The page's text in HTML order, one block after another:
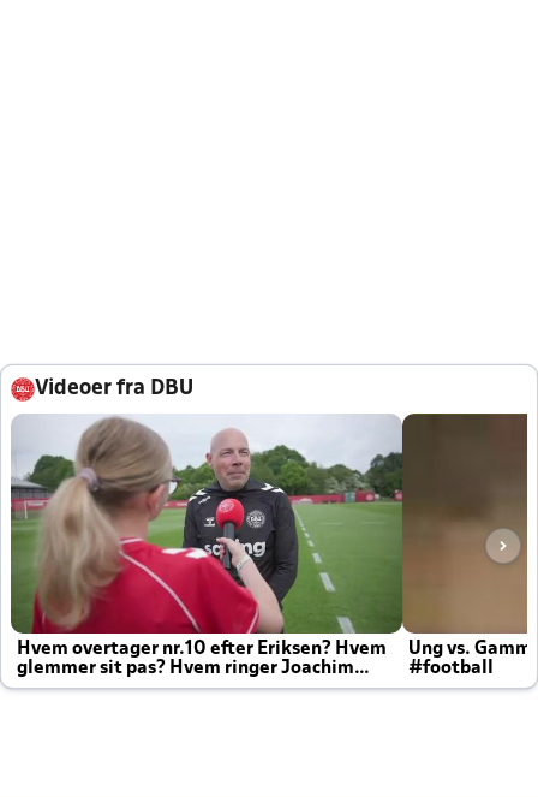
Videoer fra DBU
Hvem overtager nr.10 efter Eriksen? Hvem
glemmer sit pas? Hvem ringer Joachim
altid til efter kampe?
Ung vs.
#football